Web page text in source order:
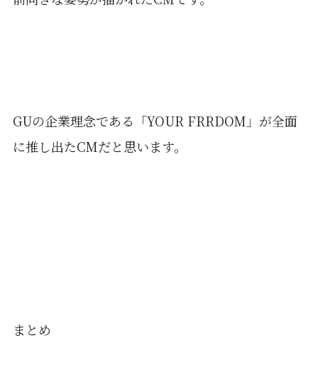
GUの企業理念である「YOUR FRRDOM」が全面
に推し出たCMだと思います。
まとめ